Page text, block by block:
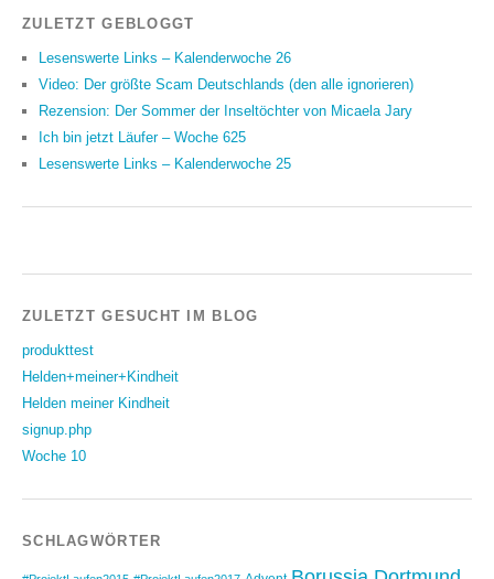
ZULETZT GEBLOGGT
Lesenswerte Links – Kalenderwoche 26
Video: Der größte Scam Deutschlands (den alle ignorieren)
Rezension: Der Sommer der Inseltöchter von Micaela Jary
Ich bin jetzt Läufer – Woche 625
Lesenswerte Links – Kalenderwoche 25
ZULETZT GESUCHT IM BLOG
produkttest
Helden+meiner+Kindheit
Helden meiner Kindheit
signup.php
Woche 10
SCHLAGWÖRTER